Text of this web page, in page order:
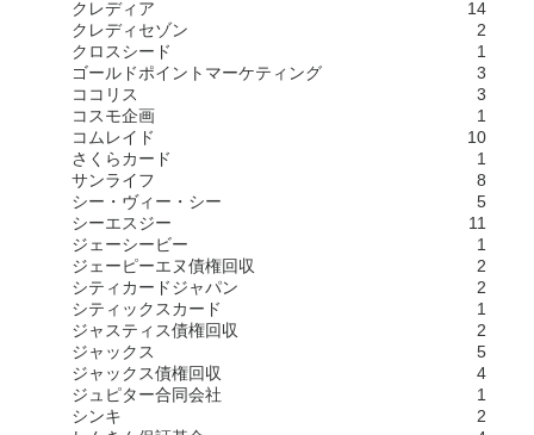
クレディア
14
クレディセゾン
2
クロスシード
1
ゴールドポイントマーケティング
3
ココリス
3
コスモ企画
1
コムレイド
10
さくらカード
1
サンライフ
8
シー・ヴィー・シー
5
シーエスジー
11
ジェーシービー
1
ジェーピーエヌ債権回収
2
シティカードジャパン
2
シティックスカード
1
ジャスティス債権回収
2
ジャックス
5
ジャックス債権回収
4
ジュピター合同会社
1
シンキ
2